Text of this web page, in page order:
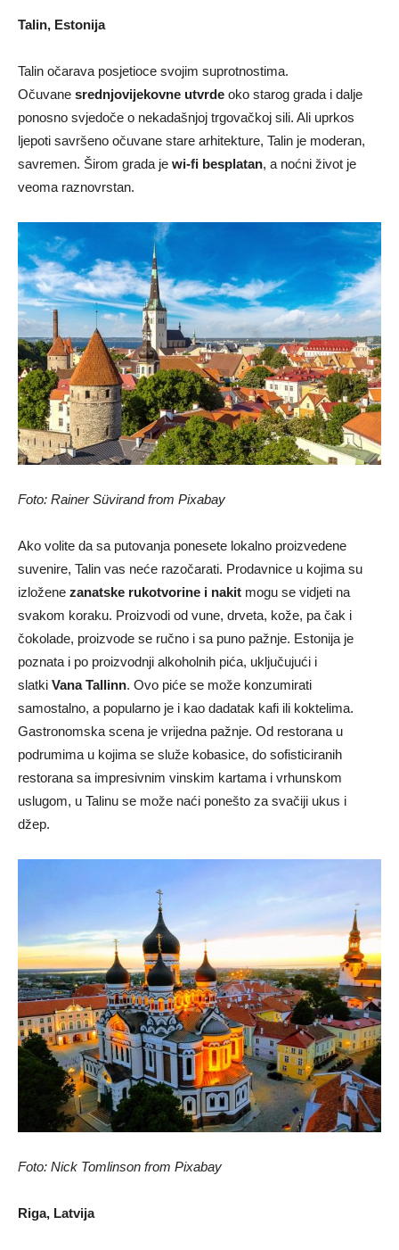
Talin, Estonija
Talin očarava posjetioce svojim suprotnostima.
Očuvane srednjovijekovne utvrde oko starog grada i dalje
ponosno svjedoče o nekadašnjoj trgovačkoj sili. Ali uprkos
ljepoti savršeno očuvane stare arhitekture, Talin je moderan,
savremen. Širom grada je wi-fi besplatan, a noćni život je
veoma raznovrstan.
Foto: Rainer Süvirand from Pixabay
Ako volite da sa putovanja ponesete lokalno proizvedene
suvenire, Talin vas neće razočarati. Prodavnice u kojima su
izložene zanatske rukotvorine i nakit mogu se vidjeti na
svakom koraku. Proizvodi od vune, drveta, kože, pa čak i
čokolade, proizvode se ručno i sa puno pažnje. Estonija je
poznata i po proizvodnji alkoholnih pića, uključujući i
slatki Vana Tallinn. Ovo piće se može konzumirati
samostalno, a popularno je i kao dadatak kafi ili koktelima.
Gastronomska scena je vrijedna pažnje. Od restorana u
podrumima u kojima se služe kobasice, do sofisticiranih
restorana sa impresivnim vinskim kartama i vrhunskom
uslugom, u Talinu se može naći ponešto za svačiji ukus i
džep.
Foto: Nick Tomlinson from Pixabay
Riga, Latvija